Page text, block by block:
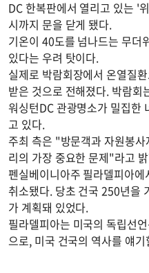
DC 한복판에서 열리고 있는 '
시까지 문을 닫게 됐다.
기온이 40도를 넘나드는 무더
있다는 우려 탓이다.
실제로 박람회장에서 온열질
받은 것으로 전해졌다. 박람회
워싱턴DC 관광명소가 밀집한
고 있다.
주최 측은 "방문객과 자원봉
리의 가장 중요한 문제"라고
펜실베이니아주 필라델피아
취소됐다. 당초 건국 250년을
가 계획돼 있었다.
필라델피아는 미국의 독립선
으로, 미국 건국의 역사를 얘